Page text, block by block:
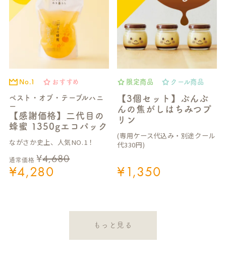
No.1 おすすめ
ベスト・オブ・テーブルハニ
ー
【感謝価格】二代目の
蜂蜜 1350gエコパック
ながさか史上、人気NO.1！
通常価格 ¥4,680
¥4,280
限定商品 クール商品
【3個セット】ぶんぶ
んの焦がしはちみつプ
リン
(専用ケース代込み・別途クール
代330円)
¥1,350
もっと見る